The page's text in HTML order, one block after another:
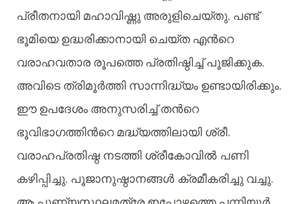
പ്രീതനായി മഹാവിഷ്ണു അരുളിചെയ്തു. പണ്ട്
ഭൂമിയെ ഉദ്ധരിക്കാനായി ചെയ്ത എന്‍റെ
വരാഹവതാര രൂപത്തെ പ്രതിഷ്ഠിച്ച് പൂജിക്കുക.
അവിടെ ത്രിമൂര്‍ത്തി സാന്നിദ്ധ്യം ഉണ്ടായിരിക്കും.
ഈ ഉപദേശം അനുസരിച്ച് തന്‍റെ
ഭൂവിഭാഗത്തിന്‍റെ മദ്ധ്യത്തിലായി ശ്രീ.
വരാഹപ്രതിഷ്ഠ നടത്തി ശ്രീകോവില്‍ പണി
കഴിപ്പിച്ചു. പൂജാനുഷ്ഠാനങ്ങള്‍ ക്രമീകരിച്ചു വച്ചു.